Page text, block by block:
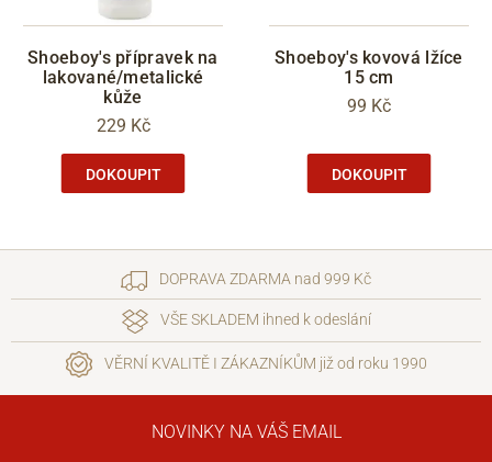
Shoeboy's přípravek na
lakované/metalické
kůže
229 Kč
DOKOUPIT
Shoeboy's kovová lžíce
15 cm
99 Kč
DOKOUPIT
DOPRAVA ZDARMA nad 999 Kč
VŠE SKLADEM ihned k odeslání
VĚRNÍ KVALITĚ I ZÁKAZNÍKŮM již od roku 1990
NOVINKY NA VÁŠ EMAIL